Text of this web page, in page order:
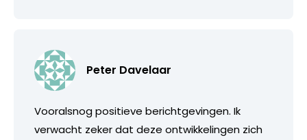
Peter Davelaar
Vooralsnog positieve berichtgevingen. Ik
verwacht zeker dat deze ontwikkelingen zich